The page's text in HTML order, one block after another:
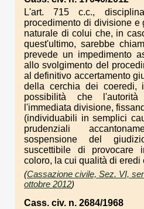
L'art. 715 c.c.,
procedimento di divisione
naturale di colui che, in
quest'ultimo, sarebbe
prevede un impedimento
allo svolgimento del
al definitivo accertamento
della cerchia dei coeredi,
possibilità che l'autorità
l'immediata divisione,
(individuabili in semplici
prudenziali
sospensione del
suscettibile di provocare
coloro, la cui qualità di eredi
(Cassazione civile, Sez. VI,
ottobre 2012)
Cass. civ. n. 2684/1968